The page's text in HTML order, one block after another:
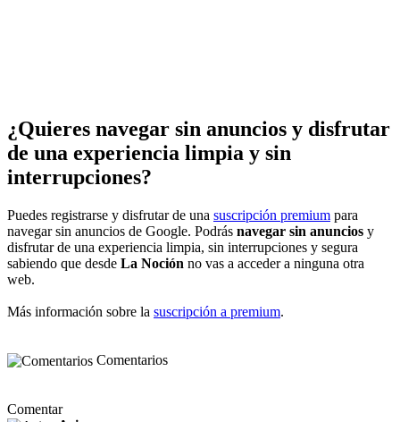
¿Quieres navegar sin anuncios y disfrutar
de una experiencia limpia y sin
interrupciones?
Puedes registrarse y disfrutar de una suscripción premium para
navegar sin anuncios de Google. Podrás navegar sin anuncios y
disfrutar de una experiencia limpia, sin interrupciones y segura
sabiendo que desde La Noción no vas a acceder a ninguna otra
web.
Más información sobre la suscripción a premium.
Comentarios
Comentar